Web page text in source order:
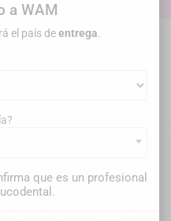
C SEALER Bioceramic (4 x 0.5g +
Bioceramic (4 x
a WAM
el país deentrega.
que es un profesional